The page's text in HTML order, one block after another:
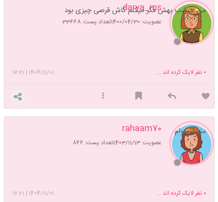
darya_ms
عضویت: 1400/04/30 تعداد پست: 33668
من هرشب بهش فکر میکنم کاش قرصی چیزی بود
1404/11/01
|
17:21 0 نفر لایک کرده اند ...
rahaam70
عضویت: 1403/11/13 تعداد پست: 866
منم ترسوام
1404/11/01
|
17:21 0 نفر لایک کرده اند ...